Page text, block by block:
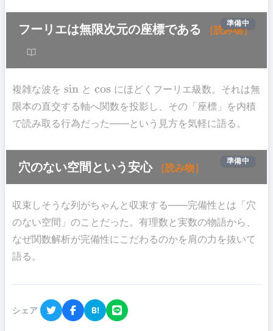
フーリエは無限次元の座標である ［読み物］
複雑な波を sin とcosにほどくフーリエ級数。それは無
限本の直交する軸へ関数を投影し、その「座標」を内積
で読み取る行為だった――という見方を気軽に語る。
準備中
穴のない空間という安心 ［読み物］
収束しそうな列がちゃんと収束する――完備性とは「穴
のない空間」のことだった。有理数と実数の物語から、
なぜ関数解析が完備性にこだわるのかを肩の力を抜いて
語る。
準備中
シェア B!